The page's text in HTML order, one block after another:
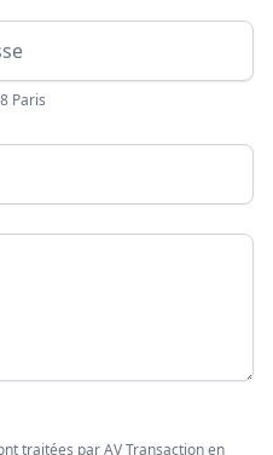
Paris
traitées par AV Transaction en